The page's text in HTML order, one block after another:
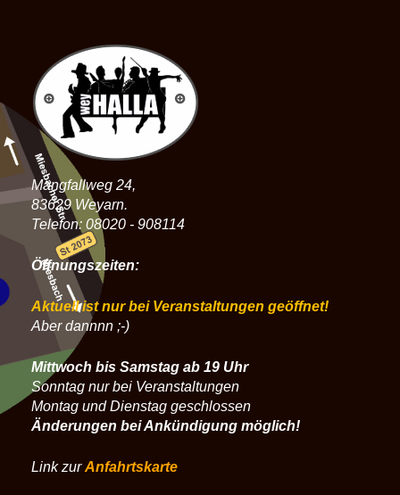
Mangfallweg 24,
83629 Weyarn.
Telefon: 08020 - 908114
Öffnungszeiten:
Aktuell ist nur bei Veranstaltungen geöffnet!
Aber dannnn ;-)
Mittwoch bis Samstag ab 19 Uhr
Sonntag nur bei Veranstaltungen
Montag und Dienstag geschlossen
Änderungen bei Ankündigung möglich!
Link zurAnfahrtskarte